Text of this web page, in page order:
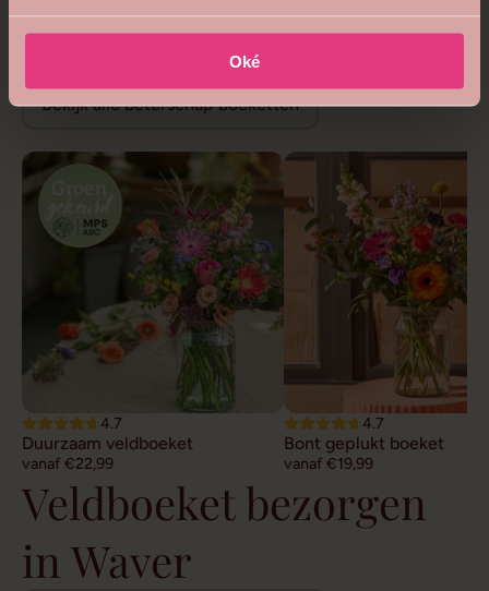
Oké
vanaf €68,99 vanaf €26,99
Beterschap bloemen
Bekijk alle beterschap boeketten
4.7
Duurzaam veldboeket
vanaf €22,99
4.7
Bont geplukt boeket
vanaf €19,99
Veldboeket bezorgen
in Waver